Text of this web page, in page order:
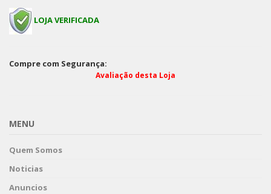
LOJA VERIFICADA
Compre com Segurança:
Avaliação desta Loja
MENU
Quem Somos
Noticias
Anuncios